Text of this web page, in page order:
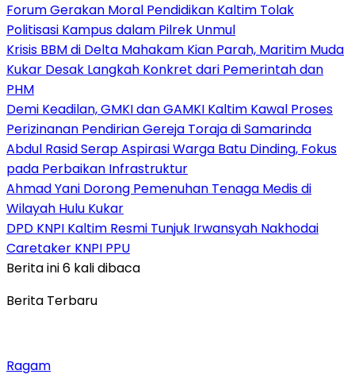
Forum Gerakan Moral Pendidikan Kaltim Tolak
Politisasi Kampus dalam Pilrek Unmul
Krisis BBM di Delta Mahakam Kian Parah, Maritim Muda
Kukar Desak Langkah Konkret dari Pemerintah dan
PHM
Demi Keadilan, GMKI dan GAMKI Kaltim Kawal Proses
Perizinanan Pendirian Gereja Toraja di Samarinda
Abdul Rasid Serap Aspirasi Warga Batu Dinding, Fokus
pada Perbaikan Infrastruktur
Ahmad Yani Dorong Pemenuhan Tenaga Medis di
Wilayah Hulu Kukar
DPD KNPI Kaltim Resmi Tunjuk Irwansyah Nakhodai
Caretaker KNPI PPU
Berita ini 6 kali dibaca
Berita Terbaru
Ragam